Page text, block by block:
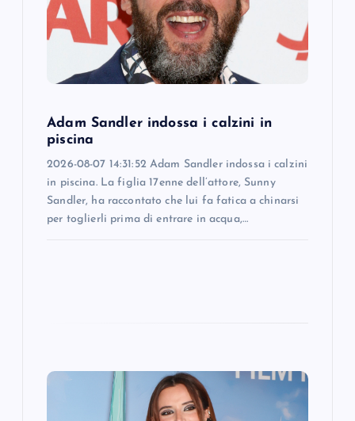
Adam Sandler indossa i calzini in
piscina
2026-08-07 14:31:52 Adam Sandler indossa i calzini
in piscina. La figlia 17enne dell’attore, Sunny
Sandler, ha raccontato che lui fa fatica a chinarsi
per toglierli prima di entrare in acqua,…